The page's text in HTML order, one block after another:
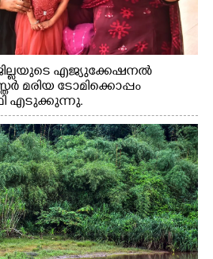
ജില്ലയുടെ എജ്യുക്കേഷനൽ
ടോമിക്കൊപ്പം
എടുക്കുന്നു.